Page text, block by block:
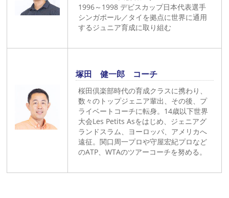
1996～1998 デビスカップ日本代表選手
シンガポール／タイを拠点に世界に通用
するジュニア育成に取り組む
塚田 健一郎 コーチ
桜田倶楽部時代の育成クラスに携わり、
数々のトップジェニア輩出、その後、プ
ライベートコーチに転身。14歳以下世界
大会Les Petits Asをはじめ、ジェニアグ
ランドスラム、ヨーロッパ、アメリカへ
遠征。関口周一プロや守屋宏紀プロなど
のATP、WTAのツアーコーチを努める。